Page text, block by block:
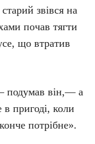
звівся на
почав тягти
що втратив
подумав він,— а
в пригоді, коли
потрібне».